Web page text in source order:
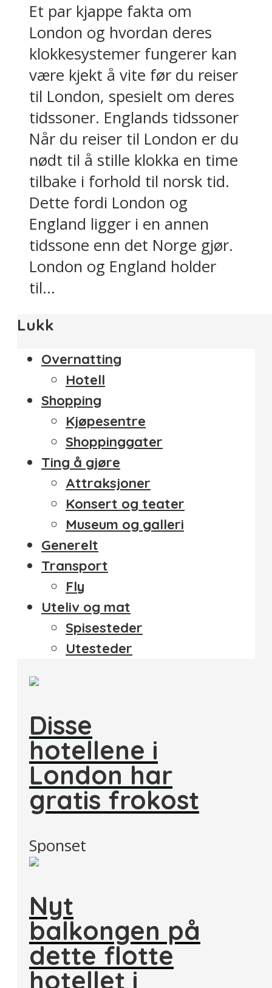
Et par kjappe fakta om
London og hvordan deres
klokkesystemer fungerer kan
være kjekt å vite før du reiser
til London, spesielt om deres
tidssoner. Englands tidssoner
Når du reiser til London er du
nødt til å stille klokka en time
tilbake i forhold til norsk tid.
Dette fordi London og
England ligger i en annen
tidssone enn det Norge gjør.
London og England holder
til...
Lukk
Overnatting
Hotell
Shopping
Kjøpesentre
Shoppinggater
Ting å gjøre
Attraksjoner
Konsert og teater
Museum og galleri
Generelt
Transport
Fly
Uteliv og mat
Spisesteder
Utesteder
Disse
hotellene i
London har
gratis frokost
Sponset
Nyt
balkongen på
dette flotte
hotellet i